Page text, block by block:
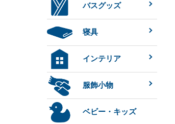
バスグッズ
寝具
インテリア
服飾小物
ベビー・キッズ